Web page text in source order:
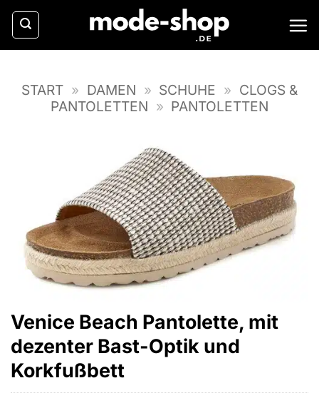
Zum
Inhalt
springen
START » DAMEN » SCHUHE » CLOGS &
PANTOLETTEN » PANTOLETTEN
Venice Beach Pantolette, mit
dezenter Bast-Optik und
Korkfußbett